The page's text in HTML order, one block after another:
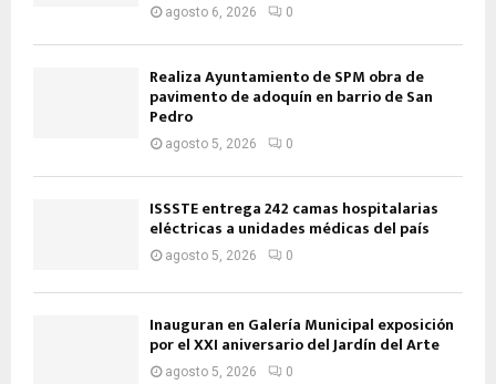
agosto 6, 2026 0
Realiza Ayuntamiento de SPM obra de
pavimento de adoquín en barrio de San
Pedro
agosto 5, 2026 0
ISSSTE entrega 242 camas hospitalarias
eléctricas a unidades médicas del país
agosto 5, 2026 0
Inauguran en Galería Municipal exposición
por el XXI aniversario del Jardín del Arte
agosto 5, 2026 0